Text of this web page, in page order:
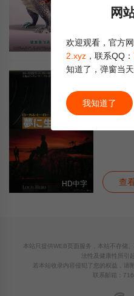
更新HD
——传说
奇的旅
查
HD中字
地方
电影
影片描
兰海岸
查
本站只提供WEB页面服务，本站不存储
法性及健康性所引
若本站收录内容侵犯了您的权益，请
联系邮箱：
网
欢迎观看，官方网
2.xyz ，联系QQ：
知道了，弹窗当
我知道了